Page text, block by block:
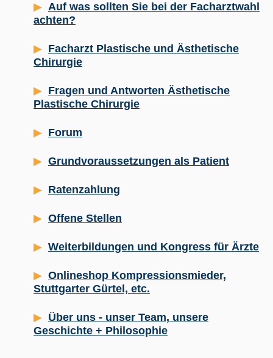
Auf was sollten Sie bei der Facharztwahl
achten?
Facharzt Plastische und Ästhetische
Chirurgie
Fragen und Antworten Ästhetische
Plastische Chirurgie
Forum
Grundvoraussetzungen als Patient
Ratenzahlung
Offene Stellen
Weiterbildungen und Kongress für Ärzte
Onlineshop Kompressionsmieder,
Stuttgarter Gürtel, etc.
Über uns - unser Team, unsere
Geschichte + Philosophie